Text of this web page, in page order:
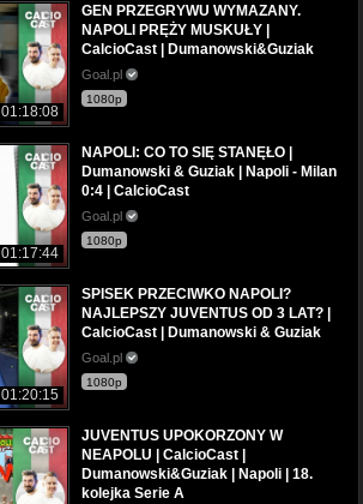
01:18:08
GEN PRZEGRYWU WYMAZANY.
NAPOLI PRĘŻY MUSKUŁY |
CalcioCast | Dumanowski&Guziak
Goal.pl
1080p
01:17:44
NAPOLI: CO TO SIĘ STANĘŁO |
Dumanowski & Guziak | Napoli - Milan
0:4 | CalcioCast
Goal.pl
1080p
01:20:15
SPISEK PRZECIWKO NAPOLI?
NAJLEPSZY JUVENTUS OD 3 LAT? |
CalcioCast | Dumanowski & Guziak
Goal.pl
1080p
JUVENTUS UPOKORZONY W
NEAPOLU | CalcioCast |
Dumanowski&Guziak | Napoli | 18.
kolejka Serie A